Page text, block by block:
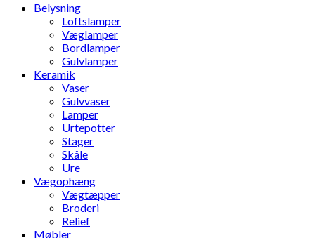
Belysning
Loftslamper
Væglamper
Bordlamper
Gulvlamper
Keramik
Vaser
Gulvvaser
Lamper
Urtepotter
Stager
Skåle
Ure
Vægophæng
Vægtæpper
Broderi
Relief
Møbler